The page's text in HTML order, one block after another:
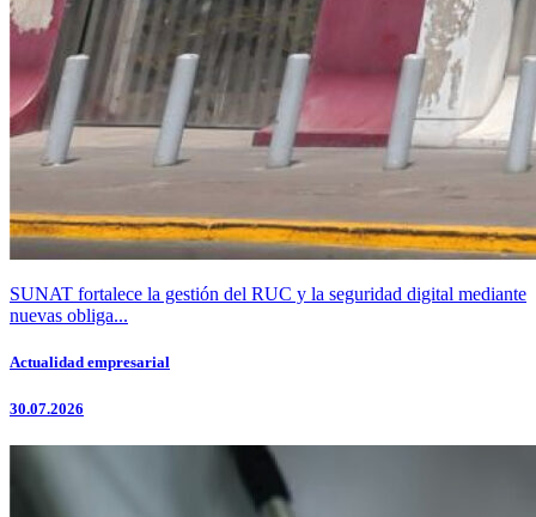
SUNAT fortalece la gestión del RUC y la seguridad digital mediante
nuevas obliga...
Actualidad empresarial
30.07.2026